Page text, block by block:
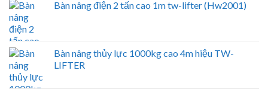
Bàn nâng điện 2 tấn cao 1m tw-lifter (Hw2001)
Bàn nâng thủy lực 1000kg cao 4m hiệu TW-
LIFTER